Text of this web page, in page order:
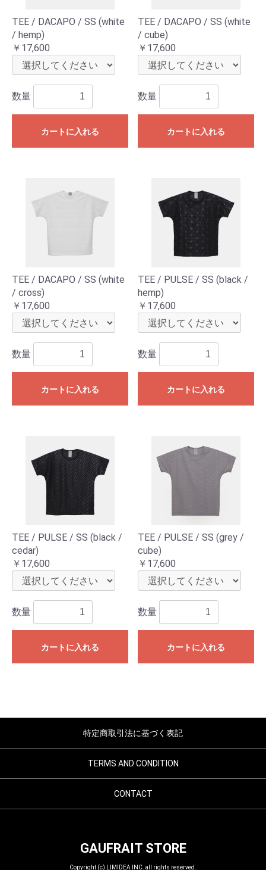
TEE / DACAPO / SS (white
/ hemp)
￥17,600
数量
カートに入れる
TEE / DACAPO / SS (white
/ cube)
￥17,600
数量
カートに入れる
TEE / DACAPO / SS (white
/ cross)
￥17,600
数量
カートに入れる
TEE / PULSE / SS (black /
hemp)
￥17,600
数量
カートに入れる
TEE / PULSE / SS (black /
cedar)
￥17,600
数量
カートに入れる
TEE / PULSE / SS (grey /
cube)
￥17,600
数量
カートに入れる
特定商取引法に基づく表記
TERMS AND CONDITION
CONTACT
GAUFRAIT STORE
Copyright (c) LIMIDEA INC. all rights reserved.